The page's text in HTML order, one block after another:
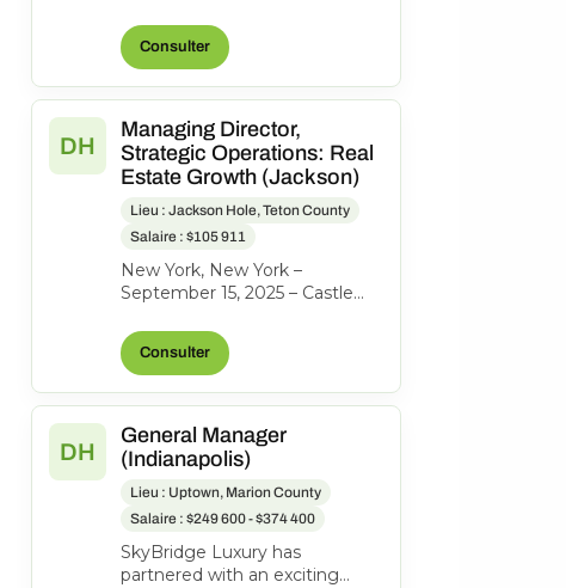
Consulting, Inc. About the
role...Consulter
DH
Managing Director,
Strategic Operations: Real
Estate Growth (Jackson)
Lieu : Jackson Hole, Teton County
Salaire : $105 911
New York, New York –
September 15, 2025 – Castle
or “CPH”), the investment firm
behind...
Consulter
DH
General Manager
(Indianapolis)
Lieu : Uptown, Marion County
Salaire : $249 600 - $374 400
SkyBridge Luxury has
partnered with an exciting